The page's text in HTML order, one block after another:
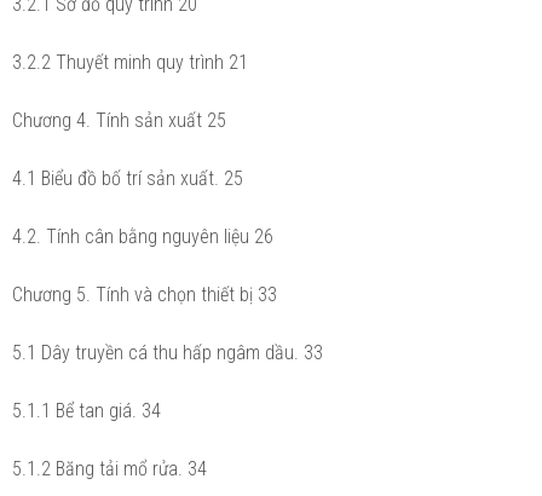
3.2.2 Thuyết minh quy trình 21
Chương 4. Tính sản xuất 25
4.1 Biểu đồ bố trí sản xuất. 25
4.2. Tính cân bằng nguyên liệu 26
Chương 5. Tính và chọn thiết bị 33
5.1 Dây truyền cá thu hấp ngâm dầu. 33
5.1.1 Bể tan giá. 34
5.1.2 Băng tải mổ rửa. 34